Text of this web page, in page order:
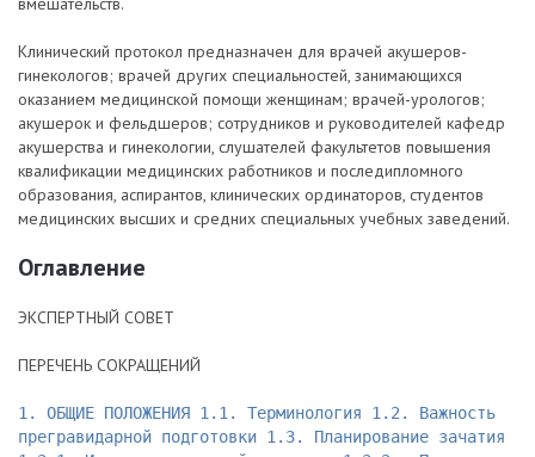
Клинический протокол предназначен для врачей акушеров-
гинекологов; врачей других специальностей, занимающихся
оказанием медицинской помощи женщинам; врачей-урологов;
акушерок и фельдшеров; сотрудников и руководителей кафедр
акушерства и гинекологии, слушателей факультетов повышения
квалификации медицинских работников и последипломного
образования, аспирантов, клинических ординаторов, студентов
медицинских высших и средних специальных учебных заведений.
Оглавление
ЭКСПЕРТНЫЙ СОВЕТ
ПЕРЕЧЕНЬ СОКРАЩЕНИЙ
1. ОБЩИЕ ПОЛОЖЕНИЯ 1.1. Терминология 1.2. Важность
прегравидарной подготовки 1.3. Планирование зачатия